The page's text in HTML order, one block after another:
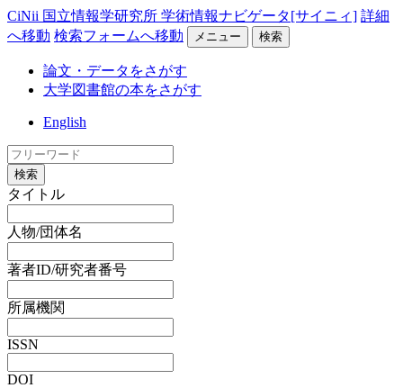
CiNii 国立情報学研究所 学術情報ナビゲータ[サイニィ] 詳細
へ移動 検索フォームへ移動 メニュー 検索
論文・データをさがす
大学図書館の本をさがす
English
検索
タイトル
人物/団体名
著者ID/研究者番号
所属機関
ISSN
DOI